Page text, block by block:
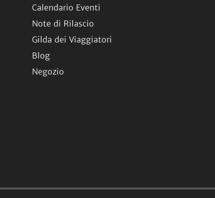
Calendario Eventi
Note di Rilascio
Gilda dei Viaggiatori
Blog
Negozio